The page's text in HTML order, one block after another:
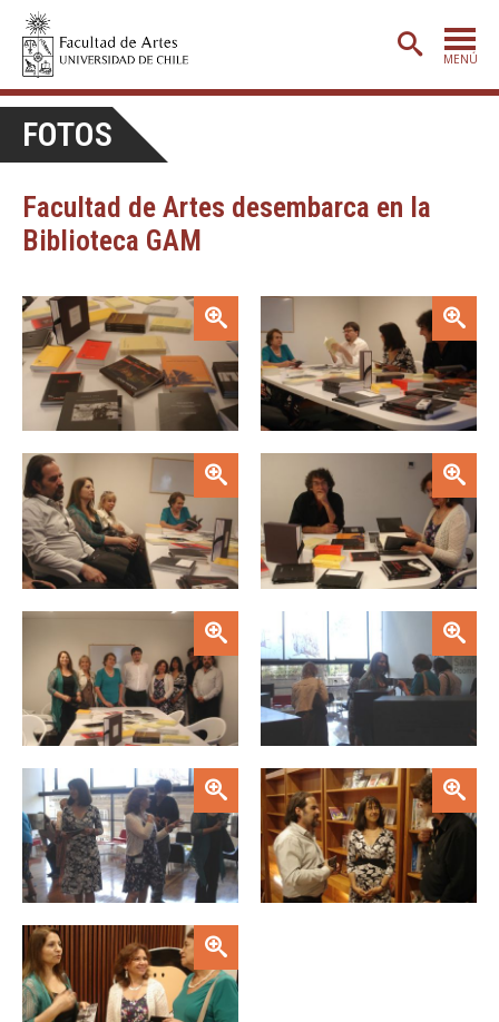
MENÚ
ETAPA BÁSICA
POSTGRADO
EXTENSIÓN
CREACIÓNE INVESTIGACIÓN
BIBLIOTECA
DEPARTAMENTOS
Estudiantes Funcionarias/os
FOTOS
Facultad de Artes desembarca en la
Biblioteca GAM
Zoom Zoom
Zoom
Zoom Zoom
Zoom